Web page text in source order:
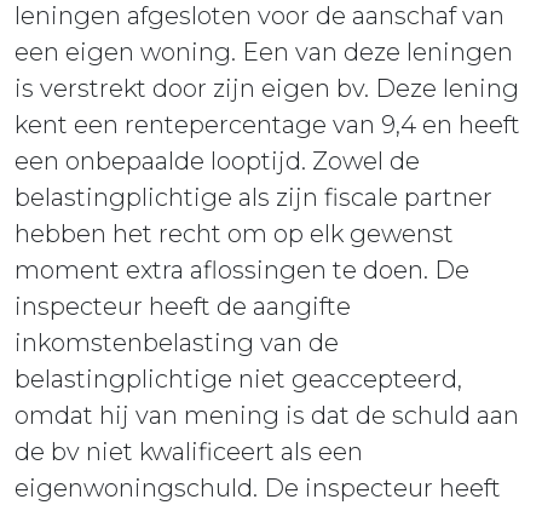
leningen afgesloten voor de aanschaf van
een eigen woning. Een van deze leningen
is verstrekt door zijn eigen bv. Deze lening
kent een rentepercentage van 9,4 en heeft
een onbepaalde looptijd. Zowel de
belastingplichtige als zijn fiscale partner
hebben het recht om op elk gewenst
moment extra aflossingen te doen. De
inspecteur heeft de aangifte
inkomstenbelasting van de
belastingplichtige niet geaccepteerd,
omdat hij van mening is dat de schuld aan
de bv niet kwalificeert als een
eigenwoningschuld. De inspecteur heeft